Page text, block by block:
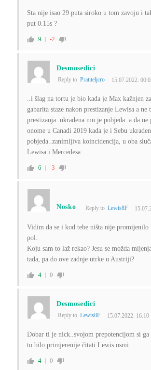
Sta nije isao 29 puta siroko u tom zavoju i
put 0.15s ?
9 -2
Desmosedici
Reply to Pratiteljcro 15.07.2022.
..i šlag na tortu je bio kada je Max kažnjen
gabarita staze nakon prestizanje Lewisa a ne
prestizanja..ukradena mu je pobjeda..a da
onome u Canadi 2019 kada je i Sebu
pobjeda..zanimljiva koincidencija, u oba
Lewisa i Mercedesa.
6 -3
Nosko Reply toLewis8F
Vidim da se i kod tebe ništa nije
pol.
Koju sam to laž rekao? Jesu se možda
tada, pa do ove zadnje utrke u Austriji?
4 0
Desmosedici
Reply to Lewis8F 15.07.2022. 16:10
Dobar ti je nick..svojom prepotencijom si ga
to bilo primjerenije čitati Lewis osmi.
4 0